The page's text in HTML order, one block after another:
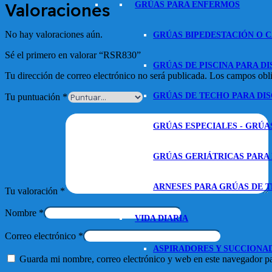
GRÚAS PARA ENFERMOS
GRÚAS BIPEDESTACIÓN O
GRÚAS DE PISCINA PARA
GRÚAS DE TECHO PARA
GRÚAS ESPECIALES -
GRÚAS GERIÁTRICAS
ARNESES PARA GRÚAS DE
VIDA DIARIA
ASPIRADORES Y
Valoraciones
No hay valoraciones aún.
Sé el primero en valorar “RSR830”
Tu dirección de correo electrónico no será publicada. Los campos
Tu puntuación *
Tu valoración *
Nombre *
Correo electrónico *
Guarda mi nombre, correo electrónico y web en este navegador